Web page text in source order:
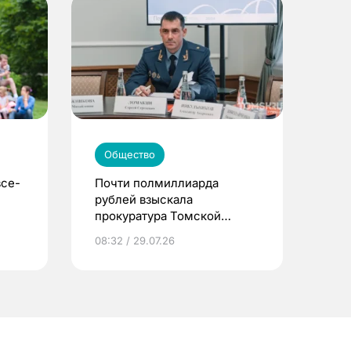
Общество
Почти полмиллиарда
рублей взыскала
прокуратура Томской
08:32 / 29.07.26